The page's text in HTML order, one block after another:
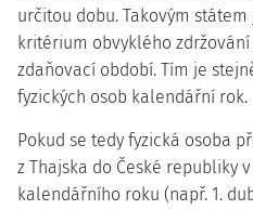
určitou dobu. Takovým státem
kritérium obvyklého
zdaňovací období. Tím je
fyzických osob kalendářní rok.
Pokud se tedy fyzická osoba
z Thajska do České republiky
kalendářního roku (např. 1.